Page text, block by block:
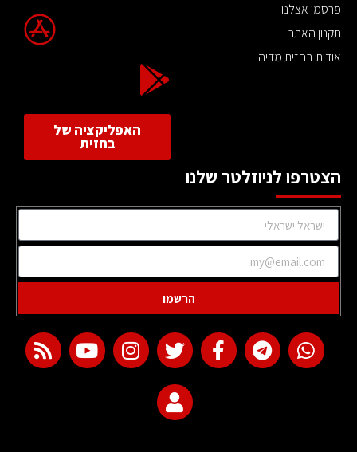
פרסמו אצלנו
תקנון האתר
אודות בחזית מדיה
האפליקציה של
בחזית
הצטרפו לניוזלטר שלנו
הרשמו